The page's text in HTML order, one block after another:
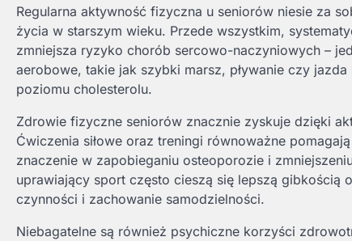
Regularna aktywność fizyczna u seniorów niesie za
życia w starszym wieku. Przede wszystkim,
zmniejsza ryzyko chorób sercowo-naczyniowych –
aerobowe, takie jak szybki marsz, pływanie czy
poziomu cholesterolu.
Zdrowie fizyczne seniorów znacznie zyskuje dzięki
Ćwiczenia siłowe oraz treningi równoważne
znaczenie w zapobieganiu osteoporozie i
uprawiający sport często cieszą się lepszą gibkością
czynności i zachowanie samodzielności.
Niebagatelne są również psychiczne korzyści